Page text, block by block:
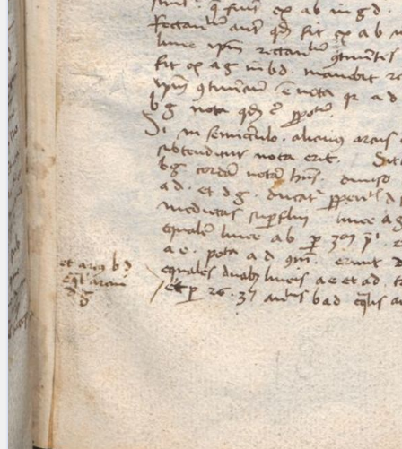
Resources
Licenses ·FAQ·Contact·
Impressum·Privacy · 2013
Print 🖨